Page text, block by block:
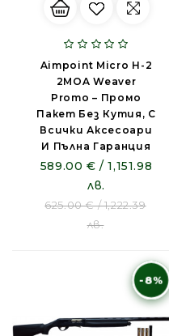
Aimpoint Micro H-2
2MOA Weaver
Promo – Промо
Пакет Без Кутия, С
Всички Аксесоари
И Пълна Гаранция
589.00 € / 1,151.98
лв.
625.00 € / 1,222.39
лв.
-8%